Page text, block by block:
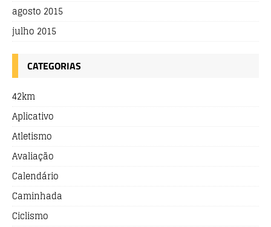
agosto 2015
julho 2015
CATEGORIAS
42km
Aplicativo
Atletismo
Avaliação
Calendário
Caminhada
Ciclismo